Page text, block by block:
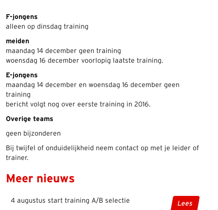
F-jongens
alleen op dinsdag training
meiden
maandag 14 december geen training
woensdag 16 december voorlopig laatste training.
E-jongens
maandag 14 december en woensdag 16 december geen
training
bericht volgt nog over eerste training in 2016.
Overige teams
geen bijzonderen
Bij twijfel of onduidelijkheid neem contact op met je leider of
trainer.
Meer nieuws
4 augustus start training A/B selectie Lees